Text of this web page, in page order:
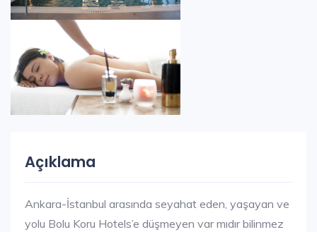
Açıklama
Ankara-İstanbul arasında seyahat eden, yaşayan ve
yolu Bolu Koru Hotels’e düşmeyen var mıdır bilinmez